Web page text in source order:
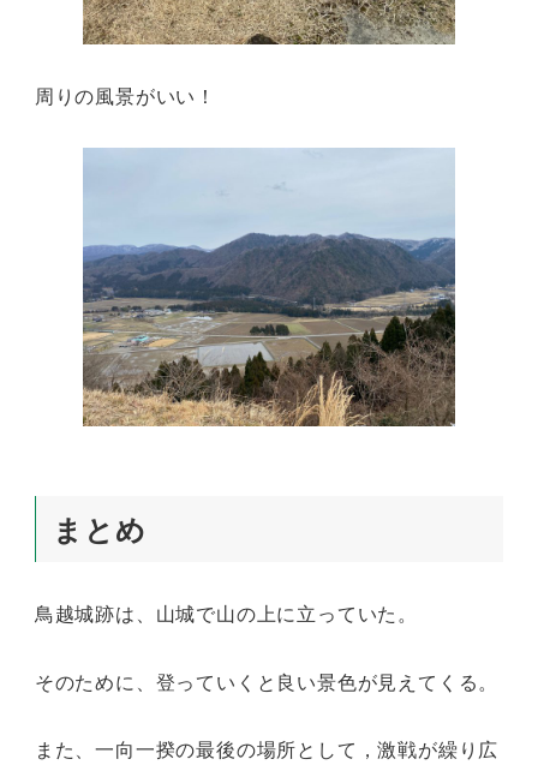
周りの風景がいい！
まとめ
鳥越城跡は、山城で山の上に立っていた。
そのために、登っていくと良い景色が見えてくる。
また、一向一揆の最後の場所として，激戦が繰り広